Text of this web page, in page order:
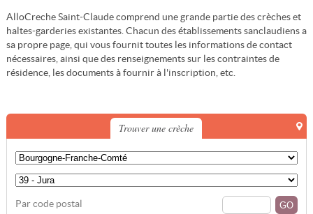
AlloCreche Saint-Claude comprend une grande partie des crèches et
haltes-garderies existantes. Chacun des établissements sanclaudiens a
sa propre page, qui vous fournit toutes les informations de contact
nécessaires, ainsi que des renseignements sur les contraintes de
résidence, les documents à fournir à l'inscription, etc.
Trouver une crèche
Par code postal